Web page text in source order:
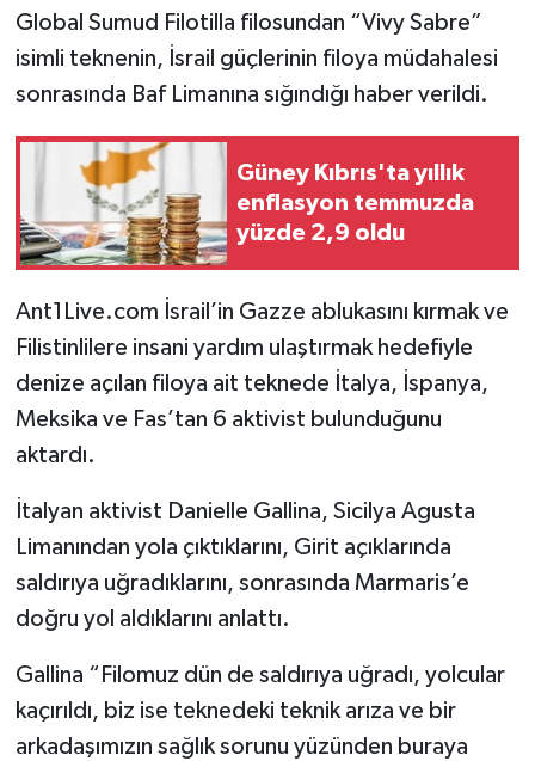
Global Sumud Filotilla filosundan “Vivy Sabre”
isimli teknenin, İsrail güçlerinin filoya müdahalesi
sonrasında Baf Limanına sığındığı haber verildi.
Güney Kıbrıs'ta yıllık
enflasyon temmuzda
yüzde 2,9 oldu
Ant1Live.com İsrail’in Gazze ablukasını kırmak ve
Filistinlilere insani yardım ulaştırmak hedefiyle
denize açılan filoya ait teknede İtalya, İspanya,
Meksika ve Fas’tan 6 aktivist bulunduğunu
aktardı.
İtalyan aktivist Danielle Gallina, Sicilya Agusta
Limanından yola çıktıklarını, Girit açıklarında
saldırıya uğradıklarını, sonrasında Marmaris’e
doğru yol aldıklarını anlattı.
Gallina “Filomuz dün de saldırıya uğradı, yolcular
kaçırıldı, biz ise teknedeki teknik arıza ve bir
arkadaşımızın sağlık sorunu yüzünden buraya